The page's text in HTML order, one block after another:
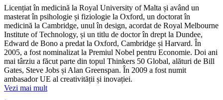
Licențiat în medicină la Royal University of Malta și având un
masterat în psihologie și fiziologie la Oxford, un doctorat în
medicină la Cambridge, unul în design, acordat de Royal Melbourne
Institute of Technology, și un titlu de doctor în drept la Dundee,
Edward de Bono a predat la Oxford, Cambridge și Harvard. În
2005, a fost nominalizat la Premiul Nobel pentru Economie. Doi ani
mai târziu a făcut parte din topul Thinkers 50 Global, alături de Bill
Gates, Steve Jobs și Alan Greenspan. În 2009 a fost numit
ambasador UE al creativității și inovației.
Vezi mai mult